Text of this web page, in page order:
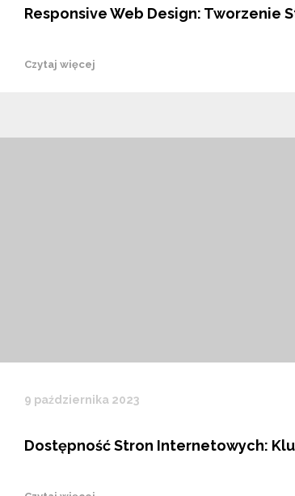
Responsive Web Design: Tworzenie
Czytaj więcej
9 października 2023
Dostępność Stron Internetowych: